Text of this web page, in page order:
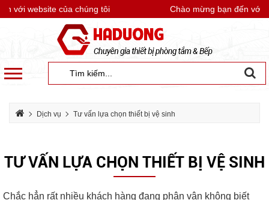
với website của chúng tôi Chào mừng bạn đến với
Dịch vụ Tư vấn lựa chọn thiết bị vệ sinh
TƯ VẤN LỰA CHỌN THIẾT BỊ VỆ SINH
Chắc hẳn rất nhiều khách hàng đang phân vân không biết